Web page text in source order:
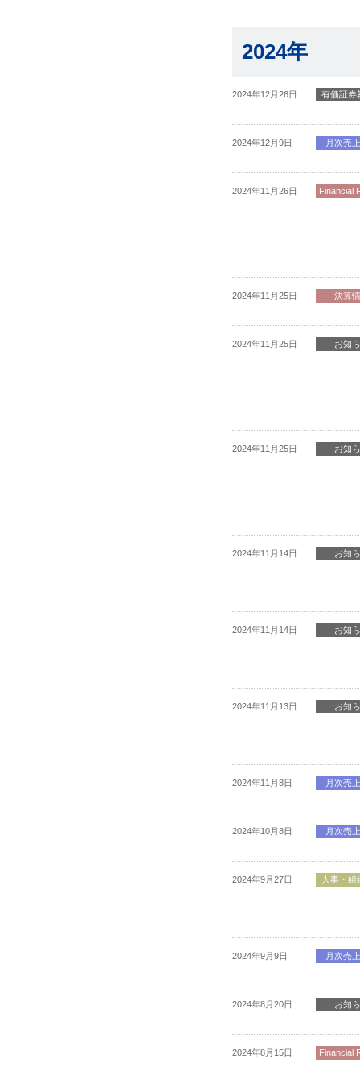
2024年
2024年12月26日 有価証券
2024年12月9日 月次売
2024年11月26日 Financial
2024年11月25日 決算
2024年11月25日 お知
2024年11月25日 お知
2024年11月14日 お知
2024年11月14日 お知
2024年11月13日 お知
2024年11月8日 月次売
2024年10月8日 月次売
2024年9月27日 人事・組
2024年9月9日 月次売
2024年8月20日 お知
2024年8月15日 Financial